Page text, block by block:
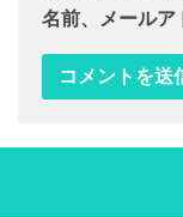
名前、メールア